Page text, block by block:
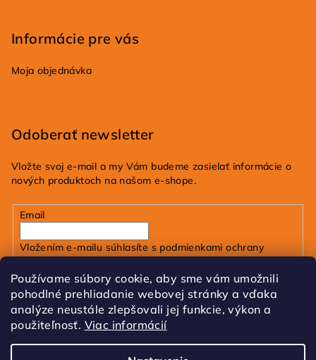
Používame súbory cookie, aby sme vám umožnili
pohodlné prehliadanie webovej stránky a vďaka
analýze neustále zlepšovali jej funkcie, výkon a
použiteľnosť. Viac informácií
Informácie pre vás
Moja objednávka
Odoberať newsletter
Vložte svoj e-mail a my Vám budeme zasielať informácie o
nových produktoch na našom e-shope.
Email
Vložením e-mailu súhlasíte s podmienkami ochrany
Prihlásiť sa